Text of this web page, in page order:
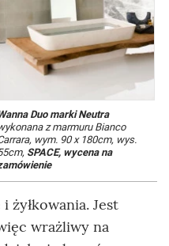
Duo marki Neutra
z marmuru Bianco
wym. 90 x 180cm, wys.
SPACE, wycena na
żyłkowania. Jest
wrażliwy na